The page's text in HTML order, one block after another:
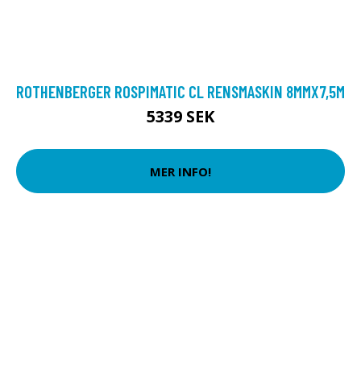
ROTHENBERGER ROSPIMATIC CL RENSMASKIN 8MMX7,5M
5339 SEK
MER INFO!